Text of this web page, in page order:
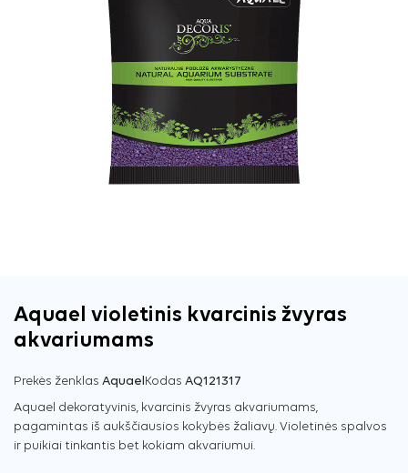
Aquael violetinis kvarcinis žvyras
akvariumams
Prekės ženklas AquaelKodas AQ121317
Aquael dekoratyvinis, kvarcinis žvyras akvariumams,
pagamintas iš aukščiausios kokybės žaliavų. Violetinės spalvos
ir puikiai tinkantis bet kokiam akvariumui.